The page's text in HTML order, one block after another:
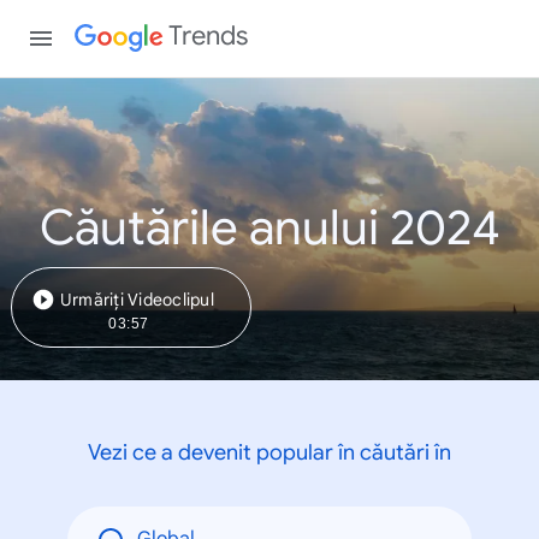
Trends
Căutările anului 2024
Urmăriți Videoclipul
03:57
Vezi ce a devenit popular în căutări în